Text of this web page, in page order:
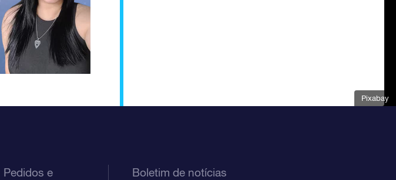
Pixabay
Pedidos e
Boletim de notícias